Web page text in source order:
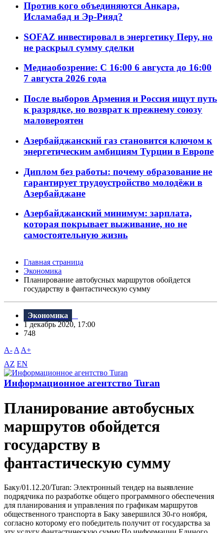
Против кого объединяются Анкара,
Исламабад и Эр-Рияд?
SOFAZ инвестировал в энергетику Перу, но
не раскрыл сумму сделки
Медиаобозрение: С 16:00 6 августа до 16:00
7 августа 2026 года
После выборов Армения и Россия ищут путь
к разрядке, но возврат к прежнему союзу
маловероятен
Азербайджанский газ становится ключом к
энергетическим амбициям Турции в Европе
Диплом без работы: почему образование не
гарантирует трудоустройство молодёжи в
Азербайджане
Азербайджанский минимум: зарплата,
которая покрывает выживание, но не
самостоятельную жизнь
Главная страница
Экономика
Планирование автобусных маршрутов обойдется
государству в фантастическую сумму
Экономика
1 декабрь 2020, 17:00
748
A- A A+
AZ EN
Информационное агентство Turan
Планирование автобусных
маршрутов обойдется
государству в
фантастическую сумму
Баку/01.12.20/Turan: Электронный тендер на выявление
подрядчика по разработке общего программного обеспечения
для планирования и управления по графикам маршрутов
общественного транспорта в Баку завершился 30-го ноября,
согласно которому его победитель получит от государства за